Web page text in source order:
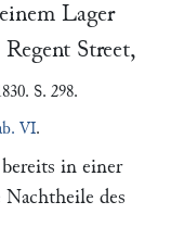
Lager
Regent Street,
S. 298.
VI.
in einer
Nachtheile des